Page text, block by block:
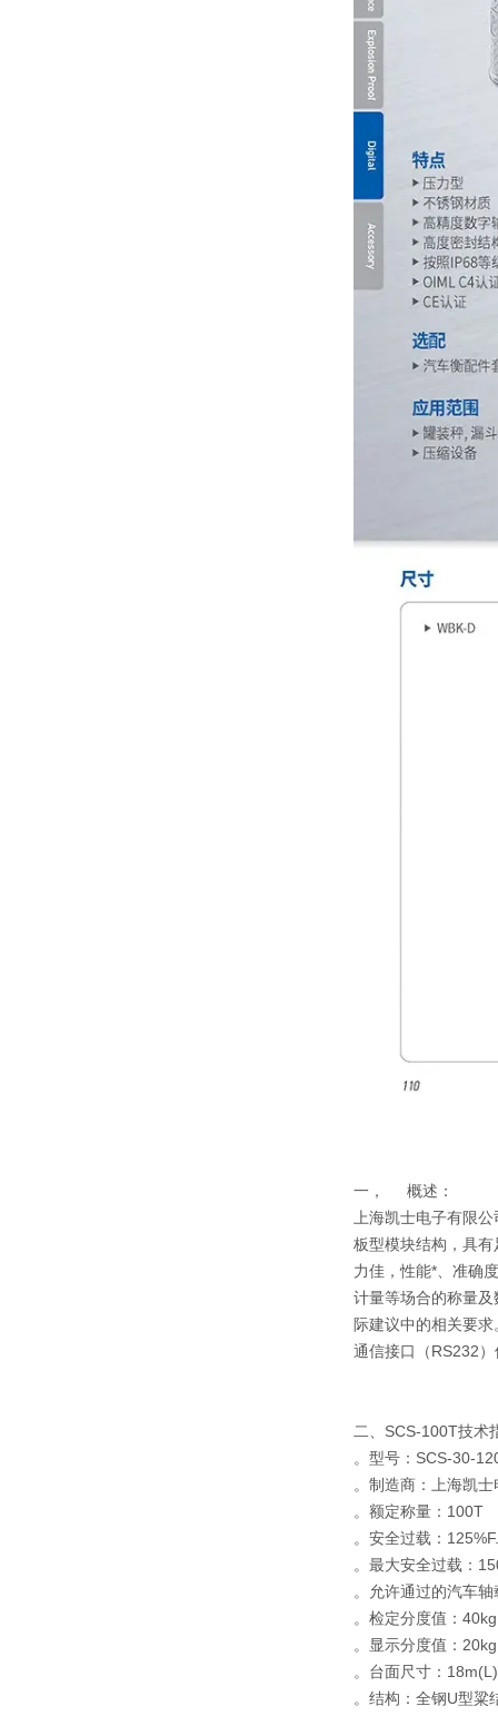
一， 概述：
上海凯士电子有限
板型模块结构，具
力佳，性能*、准确
计量等场合的称量
际建议中的相关要
通信接口（RS232
二、SCS-100T技术
。型号：SCS-30-
。制造商：上海凯
。额定称量：100T
。安全过载：
。最大安全过载：
。允许通过的汽车
。检定分度值：40kg
。显示分度值：20kg
。台面尺寸：
。结构：全钢U型粱